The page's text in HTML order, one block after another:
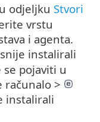
odjeljku Stvori
vrstu
i agenta.
instalirali
se pojaviti u
računalo >
instalirali